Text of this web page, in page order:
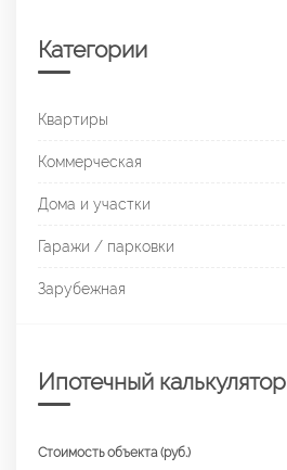
Категории
Квартиры
Коммерческая
Дома и участки
Гаражи / парковки
Зарубежная
Ипотечный калькулятор
Стоимость объекта (руб.)